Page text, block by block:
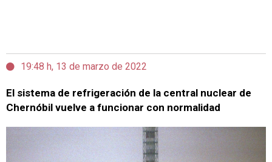
19:48 h, 13 de marzo de 2022
El sistema de refrigeración de la central nuclear de
Chernóbil vuelve a funcionar con normalidad